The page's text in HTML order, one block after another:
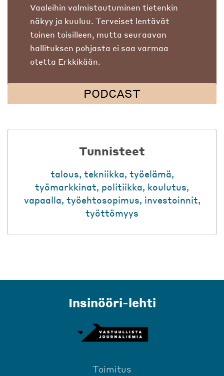
Vaaleihin valmistautuminen tietenkin
näkyy ja kuuluu. Terveiset lentävät
toinen toisilleen, mutta seuraavan
hallituksen pohjasta ei saa varmaa
otetta Erkkikään.
PODCAST
Tunnisteet
talous, tekniikka, työelämä,
työmarkkinat, politiikka, koulutus,
vapaalla, työehtosopimus, investoinnit,
työttömyys
Insinööri-lehti
Toimitus